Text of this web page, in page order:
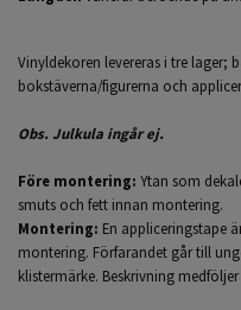
Vinyldekoren levereras i tre lager;
bokstäverna/figurerna och
Obs. Julkula ingår ej.
Före montering: Ytan som
smuts och fett innan montering.
Montering: En appliceringstape
montering. Förfarandet går till
klistermärke. Beskrivning medföljer